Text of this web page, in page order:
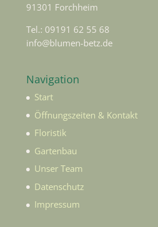
91301 Forchheim
Tel.: 09191 62 55 68
info@blumen-betz.de
Navigation
Start
Öffnungszeiten & Kontakt
Floristik
Gartenbau
Unser Team
Datenschutz
Impressum